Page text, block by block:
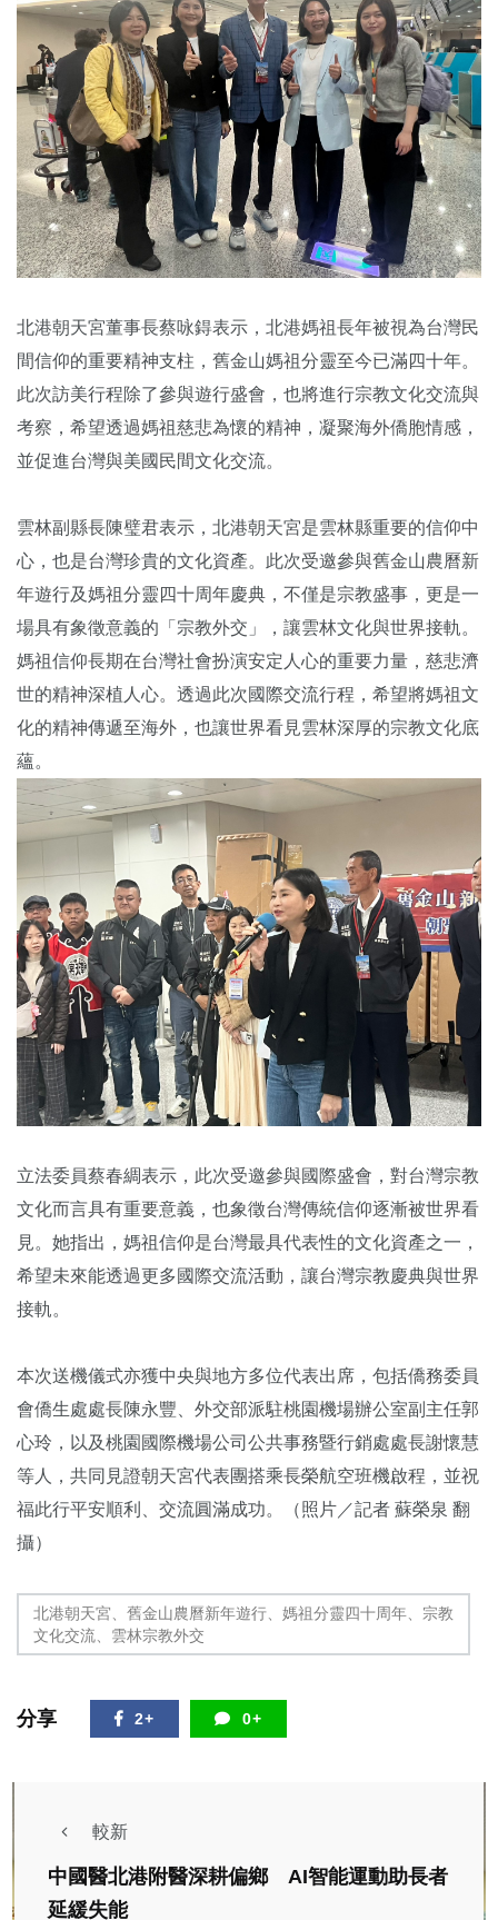
北港朝天宮董事長蔡咏鍀表示，北港媽祖長年被視為台灣民
間信仰的重要精神支柱，舊金山媽祖分靈至今已滿四十年。
此次訪美行程除了參與遊行盛會，也將進行宗教文化交流與
考察，希望透過媽祖慈悲為懷的精神，凝聚海外僑胞情感，
並促進台灣與美國民間文化交流。
雲林副縣長陳璧君表示，北港朝天宮是雲林縣重要的信仰中
心，也是台灣珍貴的文化資產。此次受邀參與舊金山農曆新
年遊行及媽祖分靈四十周年慶典，不僅是宗教盛事，更是一
場具有象徵意義的「宗教外交」，讓雲林文化與世界接軌。
媽祖信仰長期在台灣社會扮演安定人心的重要力量，慈悲濟
世的精神深植人心。透過此次國際交流行程，希望將媽祖文
化的精神傳遞至海外，也讓世界看見雲林深厚的宗教文化底
蘊。
立法委員蔡春綢表示，此次受邀參與國際盛會，對台灣宗教
文化而言具有重要意義，也象徵台灣傳統信仰逐漸被世界看
見。她指出，媽祖信仰是台灣最具代表性的文化資產之一，
希望未來能透過更多國際交流活動，讓台灣宗教慶典與世界
接軌。
本次送機儀式亦獲中央與地方多位代表出席，包括僑務委員
會僑生處處長陳永豐、外交部派駐桃園機場辦公室副主任郭
心玲，以及桃園國際機場公司公共事務暨行銷處處長謝懷慧
等人，共同見證朝天宮代表團搭乘長榮航空班機啟程，並祝
福此行平安順利、交流圓滿成功。（照片／記者 蘇榮泉 翻
攝）
北港朝天宮、舊金山農曆新年遊行、媽祖分靈四十周年、宗教
文化交流、雲林宗教外交
分享 2+ 0+
較新
中國醫北港附醫深耕偏鄉 AI智能運動助長者
延緩失能